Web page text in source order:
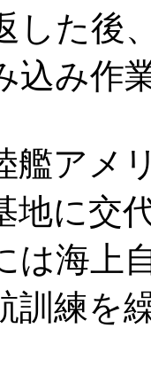
した後
込み作
艦アメ
地に交
は海上
訓練を